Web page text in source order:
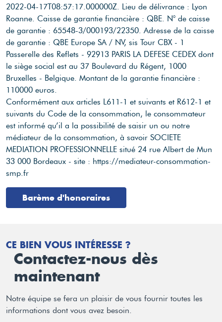
2022-04-17T08:57:17.000000Z. Lieu de délivrance : Lyon
Roanne. Caisse de garantie financière : QBE. N° de caisse
de garantie : 65548-3/000193/22350. Adresse de la caisse
de garantie : QBE Europe SA / NV, sis Tour CBX - 1
Passerelle des Reflets - 92913 PARIS LA DEFESE CEDEX dont
le siège social est au 37 Boulevard du Régent, 1000
Bruxelles - Belgique. Montant de la garantie financière :
110000 euros.
Conformément aux articles L611-1 et suivants et R612-1 et
suivants du Code de la consommation, le consommateur
est informé qu’il a la possibilité de saisir un ou notre
médiateur de la consommation, à savoir SOCIETE
MEDIATION PROFESSIONNELLE situé 24 rue Albert de Mun
33 000 Bordeaux - site : https://mediateur-consommation-
smp.fr
Barème d'honoraires
CE BIEN VOUS INTÉRESSE ?
Contactez-nous dès
maintenant
Notre équipe se fera un plaisir de vous fournir toutes les
informations dont vous avez besoin.